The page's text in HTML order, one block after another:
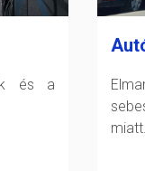
és a
miatt.